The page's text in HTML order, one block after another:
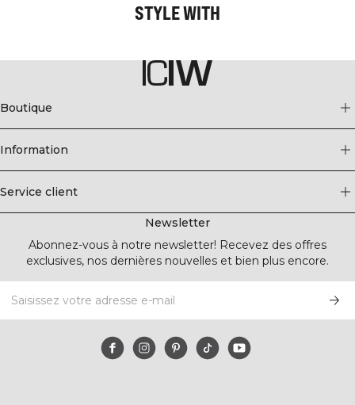
STYLE WITH
Boutique
Information
Service client
Newsletter
Abonnez-vous à notre newsletter! Recevez des offres
exclusives, nos dernières nouvelles et bien plus encore.